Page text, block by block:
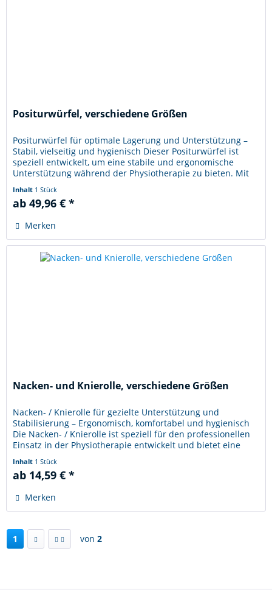
Positurwürfel, verschiedene Größen
Positurwürfel für optimale Lagerung und Unterstützung –
Stabil, vielseitig und hygienisch Dieser Positurwürfel ist
speziell entwickelt, um eine stabile und ergonomische
Unterstützung während der Physiotherapie zu bieten. Mit
Inhalt 1 Stück
ab 49,96 € *
Merken
Nacken- und Knierolle, verschiedene Größen
Nacken- / Knierolle für gezielte Unterstützung und
Stabilisierung – Ergonomisch, komfortabel und hygienisch
Die Nacken- / Knierolle ist speziell für den professionellen
Einsatz in der Physiotherapie entwickelt und bietet eine
Inhalt 1 Stück
ab 14,59 € *
Merken
1 von 2